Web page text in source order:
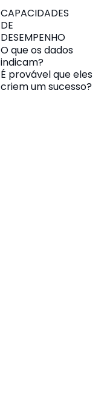
CAPACIDADES
DE
DESEMPENHO
O que os dados
indicam?
É provável que eles
criem um sucesso?